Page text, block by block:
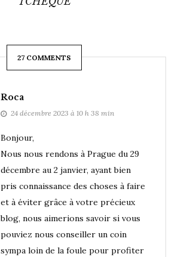
27 COMMENTS
Roca
24 décembre 2023 à 10 h 38 min
Bonjour,
Nous nous rendons à Prague du 29
décembre au 2 janvier, ayant bien
pris connaissance des choses à faire
et à éviter grâce à votre précieux
blog, nous aimerions savoir si vous
pouviez nous conseiller un coin
sympa loin de la foule pour profiter